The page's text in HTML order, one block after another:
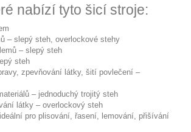
nabízí tyto šicí stroje:
– slepý steh, overlockové stehy
– slepý steh
steh
zpevňování látky, šití povlečení –
– jednoduchý trojitý steh
látky – overlockový steh
pro plisování, řasení, lemování, přišívání